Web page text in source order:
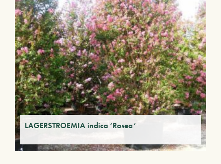
LAGERSTROEMIA indica ‘Rosea’